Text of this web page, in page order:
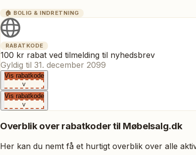
🏠 BOLIG & INDRETNING
RABATKODE
100 kr rabat ved tilmelding til nyhedsbrev
Gyldig til 31. december 2099
Vis rabatkode
v
Vis rabatkode
v
Overblik over rabatkoder til Møbelsalg.dk
Her kan du nemt få et hurtigt overblik over alle